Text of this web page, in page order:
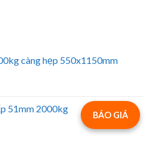
càng hẹp 550x1150mm
51mm 2000kg
BÁO GIÁ